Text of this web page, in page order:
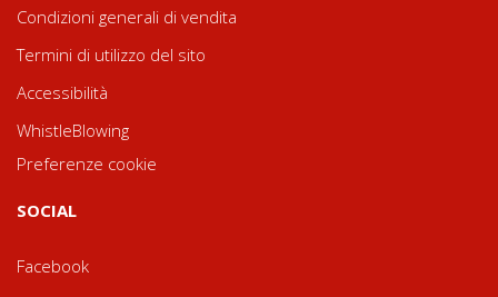
Condizioni generali di vendita
Termini di utilizzo del sito
Accessibilità
WhistleBlowing
Preferenze cookie
SOCIAL
Facebook